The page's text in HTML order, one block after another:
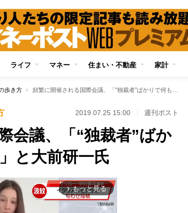
ライフ マネー 住まい・不動産 家計
歩き方 頻繁に開催される国際会議、「“独裁者”ばかりで何も決まらない」と大前研一氏
2019.07.25 15:00 週刊ポスト
会議、「“独裁者”ばか
と大前研一氏
arrow_forward_ios もっと見る